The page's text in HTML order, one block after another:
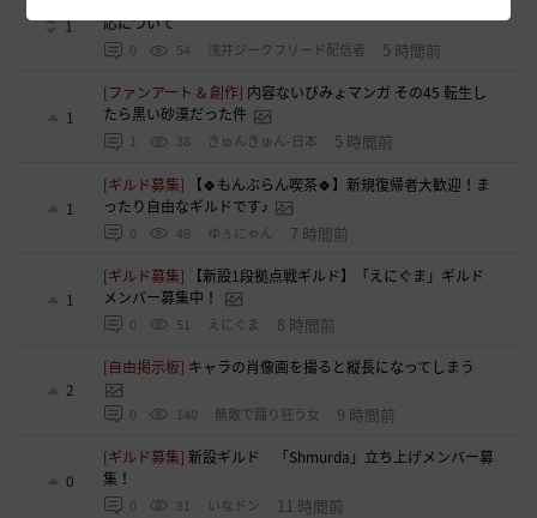
1
応について
0 54 浅井ジークフリード配信者 5 時間前
1
[ファンアート & 創作] 内容ないびみょマンガ その45 転生し
たら黒い砂漠だった件
1 38 きゅんきゅん-日本 5 時間前
1
[ギルド募集]
【🍀もんぶらん喫茶🍀】新規復帰者大歓迎！ま
ったり自由なギルドです♪
0 49 ゆぅにゃん 7 時間前
1
[ギルド募集]
【新設1段拠点戦ギルド】「えにぐま」ギルド
メンバー募集中！
0 51 えにぐま 8 時間前
2
[自由掲示板] キャラの肖像画を撮ると縦長になってしまう
0 140 無敵で踊り狂う女 9 時間前
0
[ギルド募集]新設ギルド 「Shmurda」立ち上げメンバー募
集！
0 81 いなドン 11 時間前